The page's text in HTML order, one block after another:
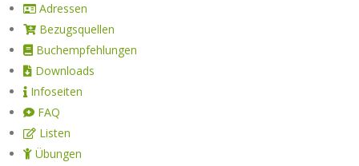
Adressen
Bezugsquellen
Buchempfehlungen
Downloads
Infoseiten
FAQ
Listen
Übungen